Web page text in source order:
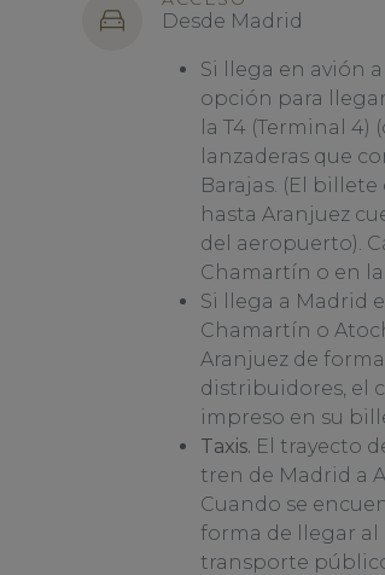
Desde Madrid
Si llega en avión al
opción para
la T4 (Terminal
lanzaderas que
Barajas. (El
hasta Aranjuez
del aeropuerto).
Chamartín o en
Si llega a Madrid
Chamartín o
Aranjuez de
distribuidores, el
impreso en su
Taxis. El trayecto
tren de Madrid a
Cuando se
forma de llegar al
transporte público,